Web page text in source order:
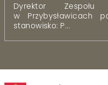
Dyrektor Zespołu
w Przybysławicach
stanowisko: P...